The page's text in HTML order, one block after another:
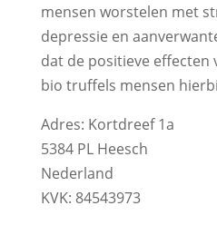
mensen worstelen met
depressie en
dat de positieve
bio truffels mensen
Adres: Kortdreef 1a
5384 PL Heesch
Nederland
KVK: 84543973